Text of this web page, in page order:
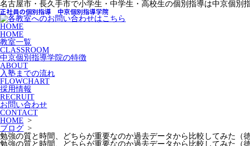
名古屋市・長久手市で小学生・中学生・高校生の個別指導は中京個別
正社員の個別指導 中京個別指導学院
HOME
HOME
教室一覧
CLASSROOM
中京個別指導学院の特徴
ABOUT
入塾までの流れ
FLOWCHART
採用情報
RECRUIT
お問い合わせ
CONTACT
HOME >
ブログ >
勉強の質と時間、どちらが重要なのか過去データから比較してみた（徳
勉強の質と時間、どちらが重要なのか過去データから比較してみた（徳